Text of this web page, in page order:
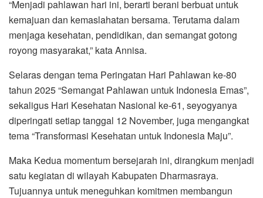
“Menjadi pahlawan hari ini, berarti berani berbuat untuk
kemajuan dan kemaslahatan bersama. Terutama dalam
menjaga kesehatan, pendidikan, dan semangat gotong
royong masyarakat,” kata Annisa.
Selaras dengan tema Peringatan Hari Pahlawan ke-80
tahun 2025 “Semangat Pahlawan untuk Indonesia Emas”,
sekaligus Hari Kesehatan Nasional ke-61, seyogyanya
diperingati setiap tanggal 12 November, juga mengangkat
tema “Transformasi Kesehatan untuk Indonesia Maju”.
Maka Kedua momentum bersejarah ini, dirangkum menjadi
satu kegiatan di wilayah Kabupaten Dharmasraya.
Tujuannya untuk meneguhkan komitmen membangun